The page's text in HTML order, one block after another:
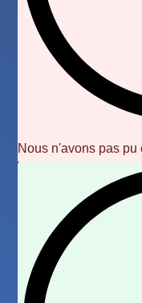
Nous n'avons pas pu